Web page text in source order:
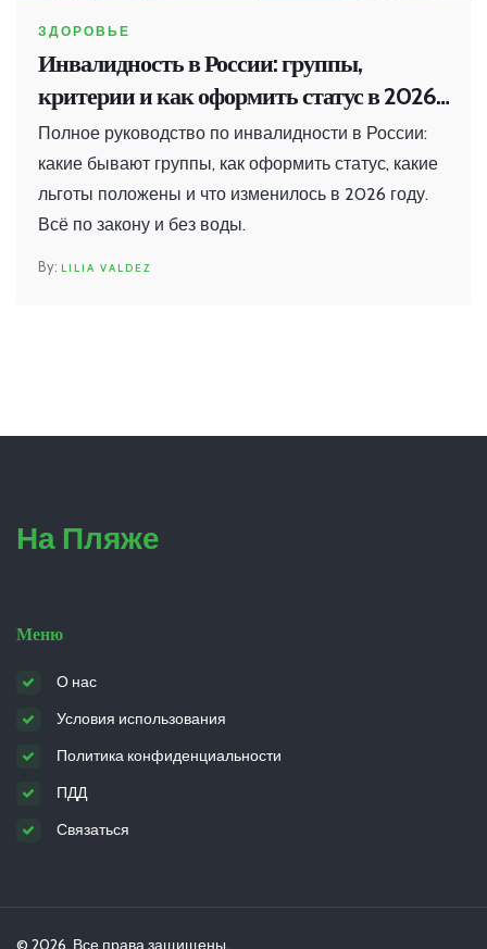
ЗДОРОВЬЕ
Инвалидность в России: группы,
критерии и как оформить статус в 2026
году
Полное руководство по инвалидности в России:
какие бывают группы, как оформить статус, какие
льготы положены и что изменилось в 2026 году.
Всё по закону и без воды.
LILIA VALDEZ
На Пляже
Меню
О нас
Условия использования
Политика конфиденциальности
ПДД
Связаться
© 2026. Все права защищены.